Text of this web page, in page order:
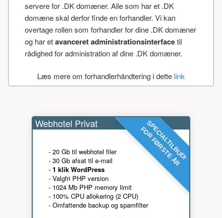
servere for .DK domæner. Alle som har et .DK
domæne skal derfor finde en forhandler. Vi kan
overtage rollen som forhandler for dine .DK domæner
og har etavanceret administrationsinterfacetil
rådighed for administration af dine .DK domæner.
Læs mere om forhandlerhåndtering i dette link
SPECIALTILBUD!
FOR FØRSTE ÅR
Webhotel Privat
- 20 Gb til webhotel filer
- 30 Gb afsat til e-mail
- 1 klik WordPress
- Valgfri PHP version
- 1024 Mb PHP memory limit
- 100% CPU allokering (2 CPU)
- Omfattende backup og spamfilter